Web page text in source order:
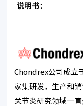
说明书：
Chondrex公司成立
家集研发，生产和
关节炎研究领域一